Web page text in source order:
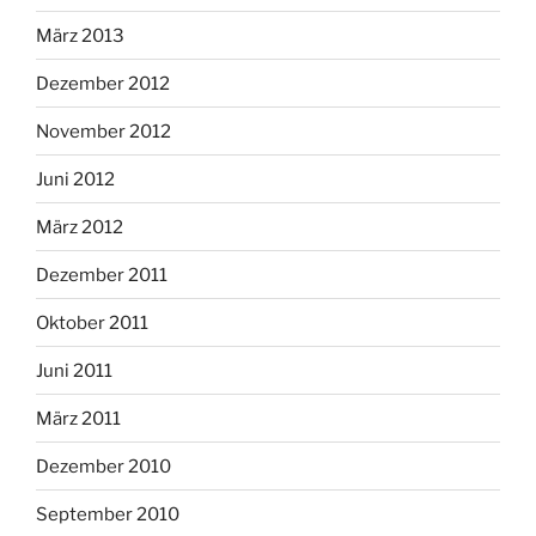
März 2013
Dezember 2012
November 2012
Juni 2012
März 2012
Dezember 2011
Oktober 2011
Juni 2011
März 2011
Dezember 2010
September 2010